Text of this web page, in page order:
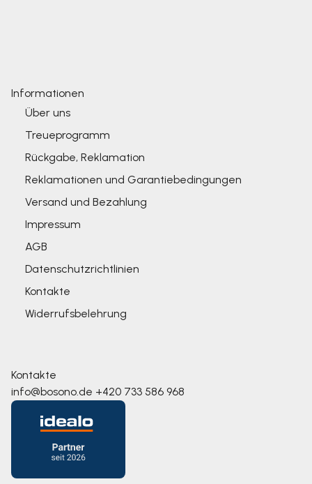
Informationen
Über uns
Treueprogramm
Rückgabe, Reklamation
Reklamationen und Garantiebedingungen
Versand und Bezahlung
Impressum
AGB
Datenschutzrichtlinien
Kontakte
Widerrufsbelehrung
Kontakte
info@bosono.de +420 733 586 968